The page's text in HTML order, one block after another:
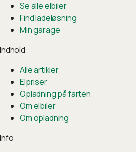
Se alle elbiler
Find ladeløsning
Min garage
Indhold
Alle artikler
Elpriser
Opladning på farten
Om elbiler
Om opladning
Info